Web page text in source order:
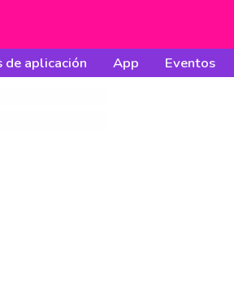
de aplicación App Eventos